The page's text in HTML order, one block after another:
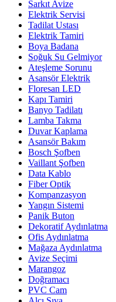
Sarkıt Avize
Elektrik Servisi
Tadilat Ustası
Elektrik Tamiri
Boya Badana
Soğuk Su Gelmiyor
Ateşleme Sorunu
Asansör Elektrik
Floresan LED
Kapı Tamiri
Banyo Tadilatı
Lamba Takma
Duvar Kaplama
Asansör Bakım
Bosch Şofben
Vaillant Şofben
Data Kablo
Fiber Optik
Kompanzasyon
Yangın Sistemi
Panik Buton
Dekoratif Aydınlatma
Ofis Aydınlatma
Mağaza Aydınlatma
Avize Seçimi
Marangoz
Doğramacı
PVC Cam